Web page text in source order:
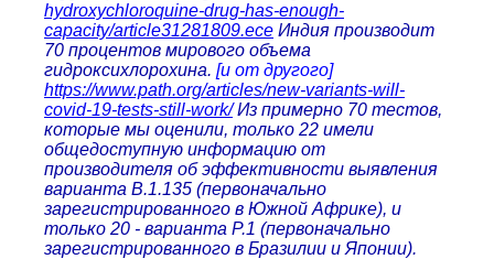
hydroxychloroquine-drug-has-enough-
capacity/article31281809.ece Индия производит
70 процентов мирового объема
гидроксихлорохина. [и от другого]
https://www.path.org/articles/new-variants-will-
covid-19-tests-still-work/Из примерно 70 тестов,
которые мы оценили, только 22 имели
общедоступную информацию от
производителя об эффективности выявления
варианта B.1.135 (первоначально
зарегистрированного в Южной Африке), и
только 20 - варианта P.1 (первоначально
зарегистрированного в Бразилии и Японии).